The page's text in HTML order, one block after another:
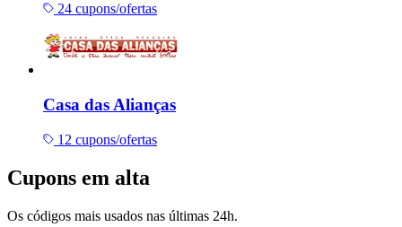
24 cupons/ofertas
Casa das Alianças
12 cupons/ofertas
Cupons em alta
Os códigos mais usados nas últimas 24h.